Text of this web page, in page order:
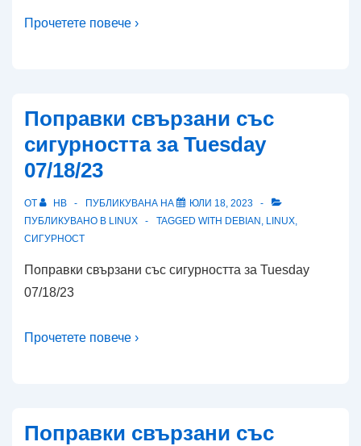
Прочетете повече ›
Поправки свързани със
сигурността за Tuesday
07/18/23
ОТ HB ПУБЛИКУВАНА НА
ЮЛИ 18, 2023
ПУБЛИКУВАНО В LINUX TAGGED WITH DEBIAN , LINUX,
СИГУРНОСТ
Поправки свързани със сигурността за Tuesday
07/18/23
Прочетете повече ›
Поправки свързани със